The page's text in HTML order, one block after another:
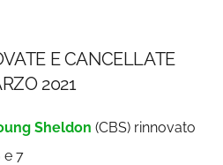
E CANCELLATE
2021
Sheldon (CBS) rinnovato
e 7